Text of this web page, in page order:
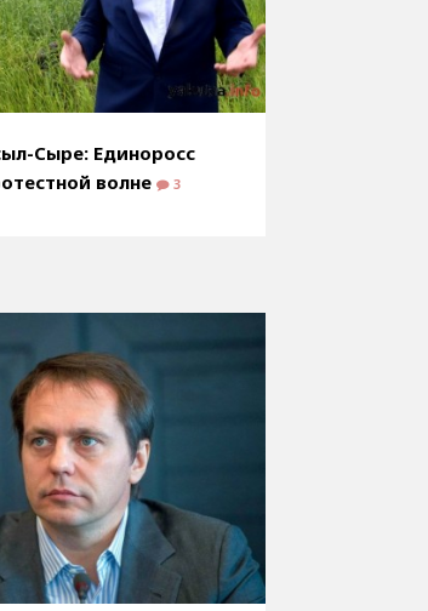
Сыре: Единоросс
волне
3